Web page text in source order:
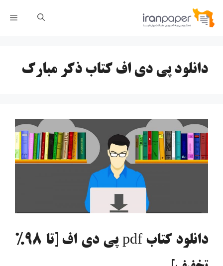
پرش
دانلود پی دی اف کتاب ذکر مبارک
دانلود کتاب pdf پی دی اف [تا 98%